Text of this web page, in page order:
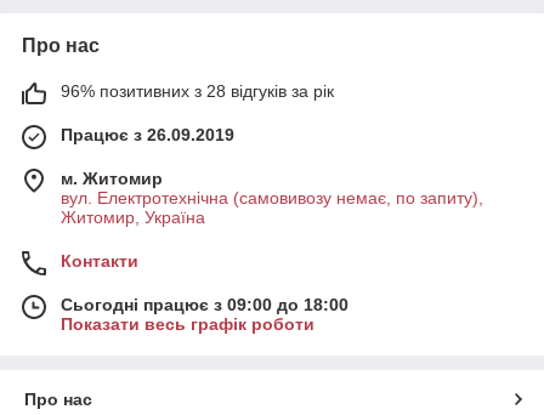
Про нас
96% позитивних з 28 відгуків за рік
Працює з 26.09.2019
м. Житомир
вул. Електротехнічна (самовивозу немає, по запиту),
Житомир, Україна
Контакти
Сьогодні працює з 09:00 до 18:00
Показати весь графік роботи
Про нас